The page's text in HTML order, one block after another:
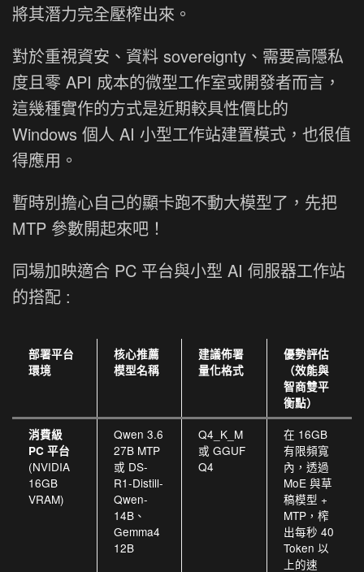
將其潛力完全壓榨出來。
對於重視資安、資料 sovereignty、需要高隱私
度且零 API 成本的微型工作室或開發者而言，
這幾種實作的方式是近期較具性價比的
Windows 個人 AI 小型工作站建置模式，也很值
得應用。
暫時別擔心自己的顯卡跑不動大模型了，先把
MTP 參數開起來吧！
同場加映適合 PC 平台與小型 AI 伺服器工作站
的搭配 :
部署平台
環境
核心推薦
模型名稱
建議佈署
量化格式
優勢評估
（效能與
智商雙平
衡點）
消費級
PC 平台
(NVIDIA
16GB
VRAM)
Qwen 3.6
27B MTP
或 DS-
R1-Distill-
Qwen-
14B、
Gemma4
12B
Q4_K_M
或 GGUF
Q4
在 16GB
有限頻寬
內，透過
MoE 與草
稿模型 +
MTP，榨
出每秒 40
Token 以
上的速